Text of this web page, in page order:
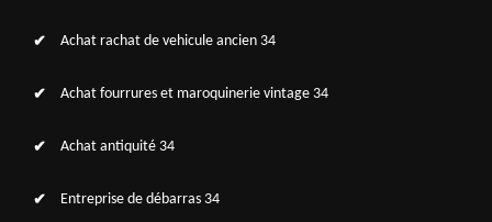
Achat rachat de vehicule ancien 34
Achat fourrures et maroquinerie vintage 34
Achat antiquité 34
Entreprise de débarras 34